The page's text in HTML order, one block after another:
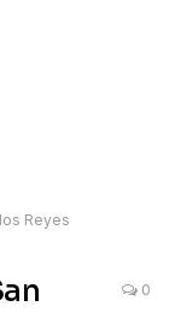
Reyes
0